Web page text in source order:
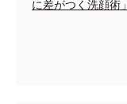
に差がつく洗顔術」